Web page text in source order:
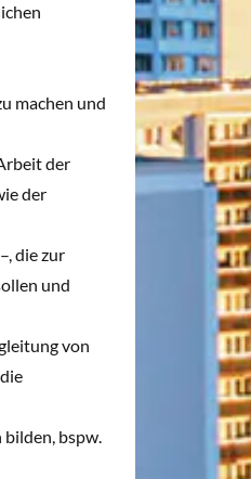
machen und
der
der
die zur
und
von
bspw.